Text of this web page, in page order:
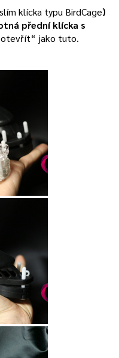
klícka typu BirdCage)
přední klícka s
jako tuto.